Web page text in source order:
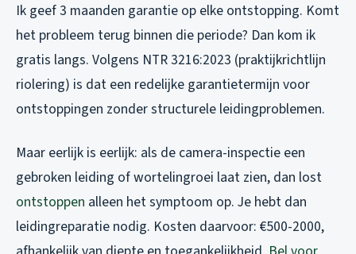
Ik geef 3 maanden garantie op elke ontstopping. Komt
het probleem terug binnen die periode? Dan kom ik
gratis langs. Volgens NTR 3216:2023 (praktijkrichtlijn
riolering) is dat een redelijke garantietermijn voor
ontstoppingen zonder structurele leidingproblemen.
Maar eerlijk is eerlijk: als de camera-inspectie een
gebroken leiding of wortelingroei laat zien, dan lost
ontstoppen alleen het symptoom op. Je hebt dan
leidingreparatie nodig. Kosten daarvoor: €500-2000,